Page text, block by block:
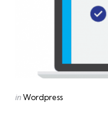
Categories
Posted
inWordpress